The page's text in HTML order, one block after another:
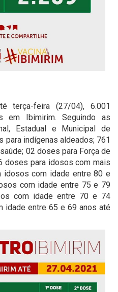
terça-feira (27/04), 6.001
em Ibimirim. Seguindo as
Estadual e Municipal de
para indígenas aldeados; 761
02 doses para Força de
doses para idosos com mais
idosos com idade entre 80 e
com idade entre 75 e 79
com idade entre 70 e 74
idade entre 65 e 69 anos até